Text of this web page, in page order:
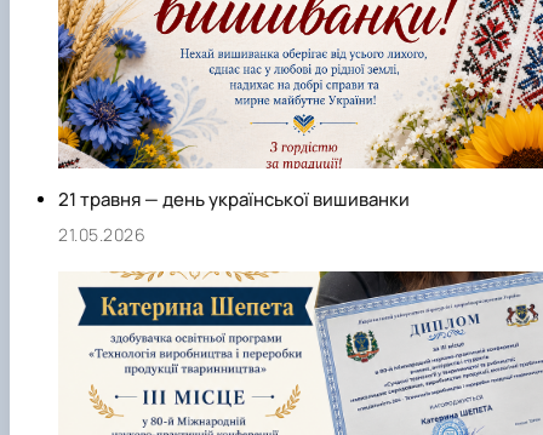
21 травня — день української вишиванки
21.05.2026